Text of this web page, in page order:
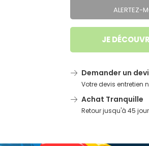
ALERTEZ-
JE
Demander un
Votre devis entretien
Achat Tranquille
Retour jusqu'à 45